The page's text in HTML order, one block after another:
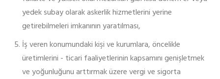
yedek subay olarak askerlik hizmetlerini yerine
getirebilmeleri imkanının yaratılması,
İş veren konumundaki kişi ve kurumlara, öncelikle
üretimlerini - ticari faaliyetlerinin kapsamını genişletmek
ve yoğunluğunu arttırmak üzere vergi ve sigorta